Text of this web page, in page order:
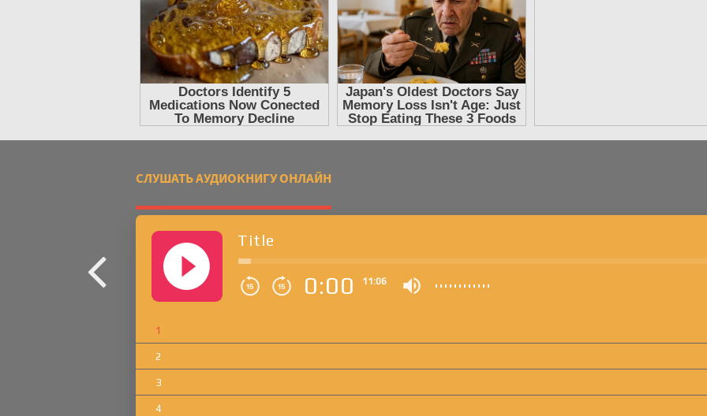
СЛУШАТЬ АУДИОКНИГУ ОНЛАЙН
Title
0:00 11:06
1
2
3
4